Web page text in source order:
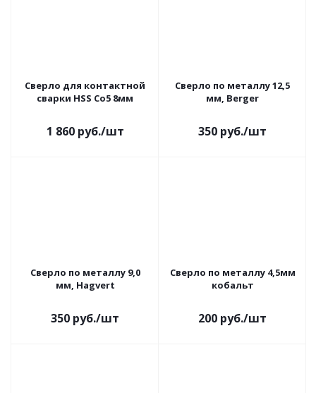
Сверло для контактной
сварки HSS Co5 8мм
1 860руб./шт
Сверло по металлу 12,5
мм, Berger
350 руб./шт
Сверло по металлу 9,0
мм, Hagvert
350 руб./шт
Сверло по металлу 4,5мм
кобальт
200 руб./шт